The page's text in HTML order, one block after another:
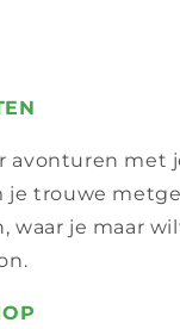
avonturen
je trouwe
waar je maar